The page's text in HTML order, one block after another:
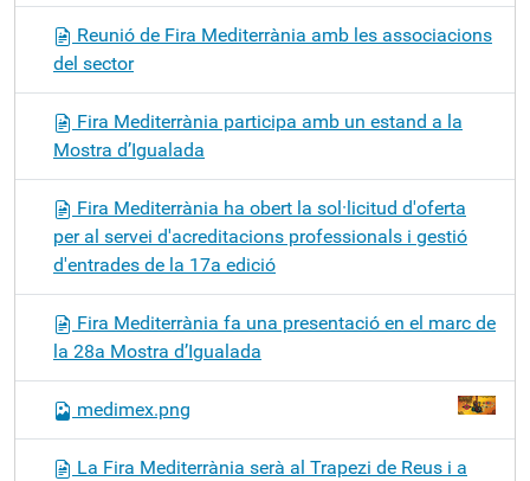
Reunió de Fira Mediterrània amb les associacions
del sector
Fira Mediterrània participa amb un estand a la
Mostra d’Igualada
Fira Mediterrània ha obert la sol·licitud d'oferta
per al servei d'acreditacions professionals i gestió
d'entrades de la 17a edició
Fira Mediterrània fa una presentació en el marc de
la 28a Mostra d’Igualada
medimex.png
La Fira Mediterrània serà al Trapezi de Reus i a